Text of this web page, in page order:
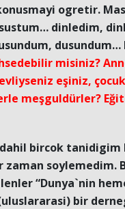
ogretir.
dinledim,
misiniz?
eşiniz,
meşguldürler?
bircok tanidigim
zaman soylemedim.
“Dunya`nin
bir